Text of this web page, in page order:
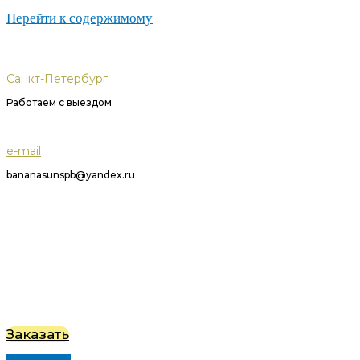
Перейти к содержимому
Санкт-Петербург
Работаем с выездом
e-mail
bananasunspb@yandex.ru
Заказать